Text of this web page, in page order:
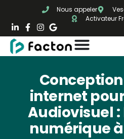
Nous appeler
Activateur
internet
Audiovisuel :
numérique